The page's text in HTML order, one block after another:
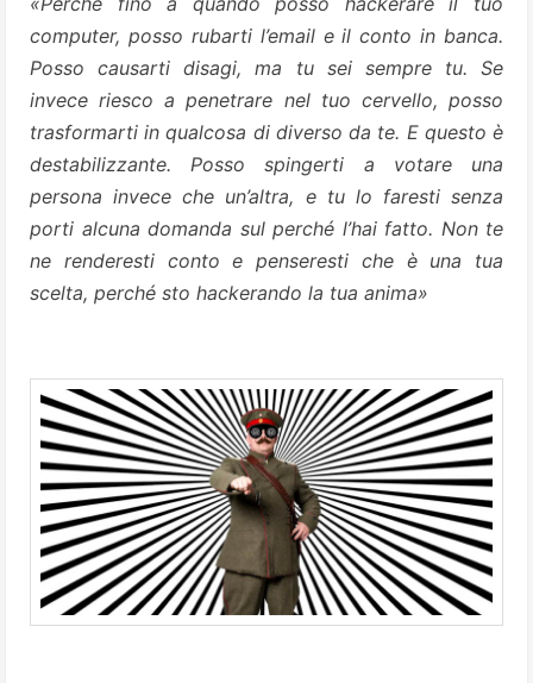
computer, posso rubarti l’email e il conto in banca.
Posso causarti disagi, ma tu sei sempre tu. Se
invece riesco a penetrare nel tuo cervello, posso
trasformarti in qualcosa di diverso da te. E questo è
destabilizzante. Posso spingerti a votare una
persona invece che un’altra, e tu lo faresti senza
porti alcuna domanda sul perché l’hai fatto. Non te
ne renderesti conto e penseresti che è una tua
scelta, perché sto hackerando la tua anima»